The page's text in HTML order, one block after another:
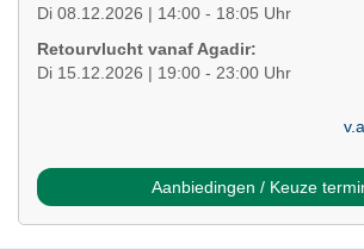
Di 08.12.2026 | 14:00 - 18:05 Uhr
Retourvlucht vanaf Agadir:
Di 15.12.2026 | 19:00 - 23:00 Uhr
v.a.
Aanbiedingen / Keuze